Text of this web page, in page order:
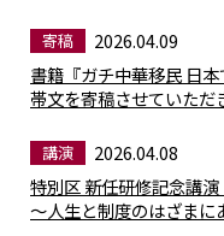
寄稿
2026.04.09
書籍『ガチ中華移民 日
帯文を寄稿させていただ
講演
2026.04.08
特別区 新任研修記念講
～人生と制度のはざまに